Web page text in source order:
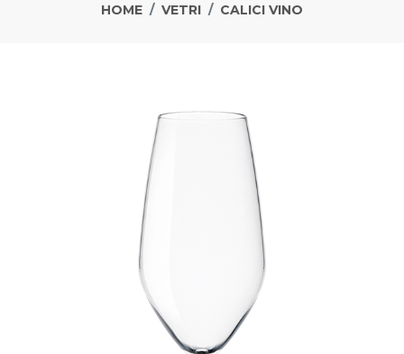
HOME VETRI CALICI VINO